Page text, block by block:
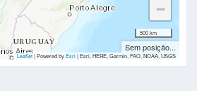
−
500 km
Sem posição...
Leaflet| Powered byEsri|Esri, HERE, Garmin, FAO, NOAA, USGS